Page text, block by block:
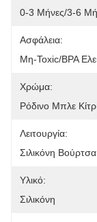
0-3 Μήνες/3-6
Ασφάλεια:
Μη-Toxic/BPA
Χρώμα:
Ρόδινο Μπλε
Λειτουργία:
Σιλικόνη Βούρτσα
Υλικό:
Σιλικόνη